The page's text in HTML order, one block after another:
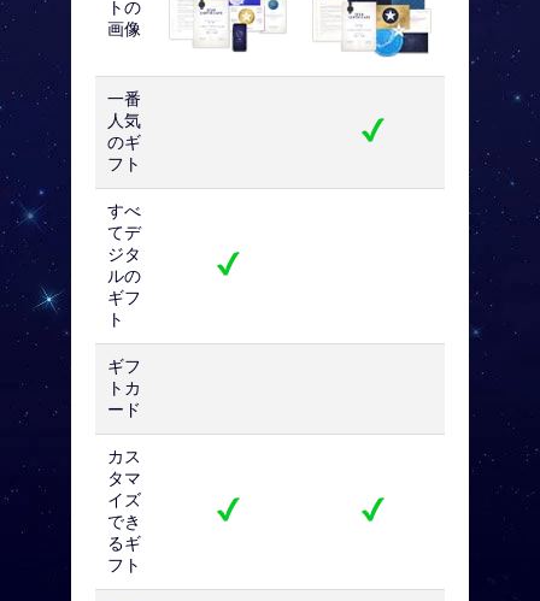
トの
画像
一番
人気
のギ
フト
すべ
てデ
ジタ
ルの
ギフ
ト
ギフ
トカ
ード
カス
タマ
イズ
でき
るギ
フト